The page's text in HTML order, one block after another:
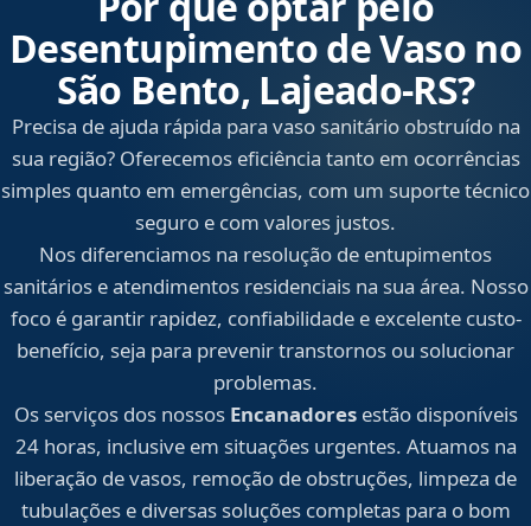
Desentupimento de Vaso no
São Bento, Lajeado‑RS?
Precisa de ajuda rápida para vaso sanitário obstruído na
sua região? Oferecemos eficiência tanto em ocorrências
simples quanto em emergências, com um suporte técnico
seguro e com valores justos.
Nos diferenciamos na resolução de entupimentos
sanitários e atendimentos residenciais na sua área. Nosso
foco é garantir rapidez, confiabilidade e excelente custo-
benefício, seja para prevenir transtornos ou solucionar
problemas.
Os serviços dos nossos Encanadoresestão disponíveis
24 horas, inclusive em situações urgentes. Atuamos na
liberação de vasos, remoção de obstruções, limpeza de
tubulações e diversas soluções completas para o bom